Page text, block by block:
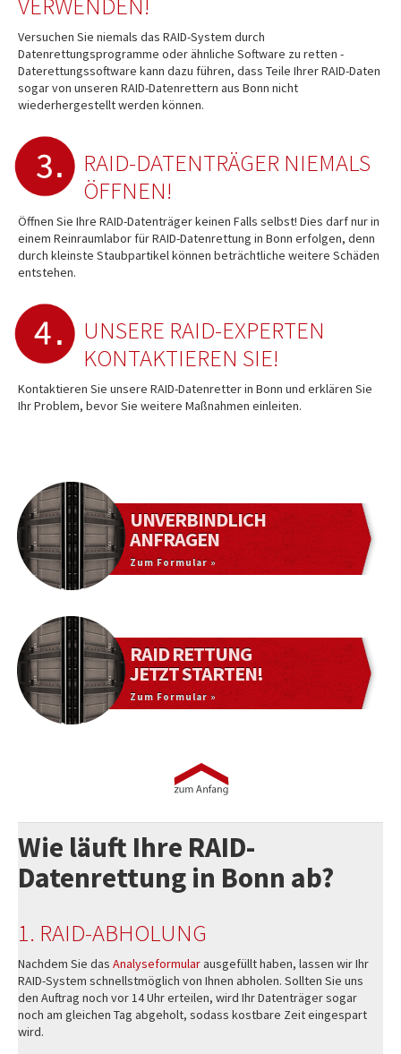
Versuchen Sie niemals das RAID-System durch
Datenrettungsprogramme oder ähnliche Software zu retten -
Daterettungssoftware kann dazu führen, dass Teile Ihrer RAID-Daten
sogar von unseren RAID-Datenrettern aus Bonn nicht
wiederhergestellt werden können.
RAID-DATENTRÄGER NIEMALS
ÖFFNEN!
Öffnen Sie Ihre RAID-Datenträger keinen Falls selbst! Dies darf nur in
einem Reinraumlabor für RAID-Datenrettung in Bonn erfolgen, denn
durch kleinste Staubpartikel können beträchtliche weitere Schäden
entstehen.
UNSERE RAID-EXPERTEN
KONTAKTIEREN SIE!
Kontaktieren Sie unsere RAID-Datenretter in Bonn und erklären Sie
Ihr Problem, bevor Sie weitere Maßnahmen einleiten.
UNVERBINDLICH
ANFRAGEN
Zum Formular »
RAID RETTUNG
JETZT STARTEN!
Zum Formular »
Wie läuft Ihre RAID-
Datenrettung in Bonn ab?
1. RAID-ABHOLUNG
Nachdem Sie das Analyseformular ausgefüllt haben, lassen wir Ihr
RAID-System schnellstmöglich von Ihnen abholen. Sollten Sie uns
den Auftrag noch vor 14 Uhr erteilen, wird Ihr Datenträger sogar
noch am gleichen Tag abgeholt, sodass kostbare Zeit eingespart
wird.